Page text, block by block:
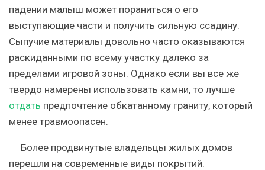
падении малыш может пораниться о его
выступающие части и получить сильную ссадину.
Сыпучие материалы довольно часто оказываются
раскиданными по всему участку далеко за
пределами игровой зоны. Однако если вы все же
твердо намерены использовать камни, то лучше
отдать предпочтение обкатанному граниту, который
менее травмоопасен.
Более продвинутые владельцы жилых домов
перешли на современные виды покрытий.